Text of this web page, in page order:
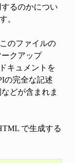
るのかについ
。
のファイルの
クアップ
キュメントを
の完全な記述
どが含まれま
で生成する